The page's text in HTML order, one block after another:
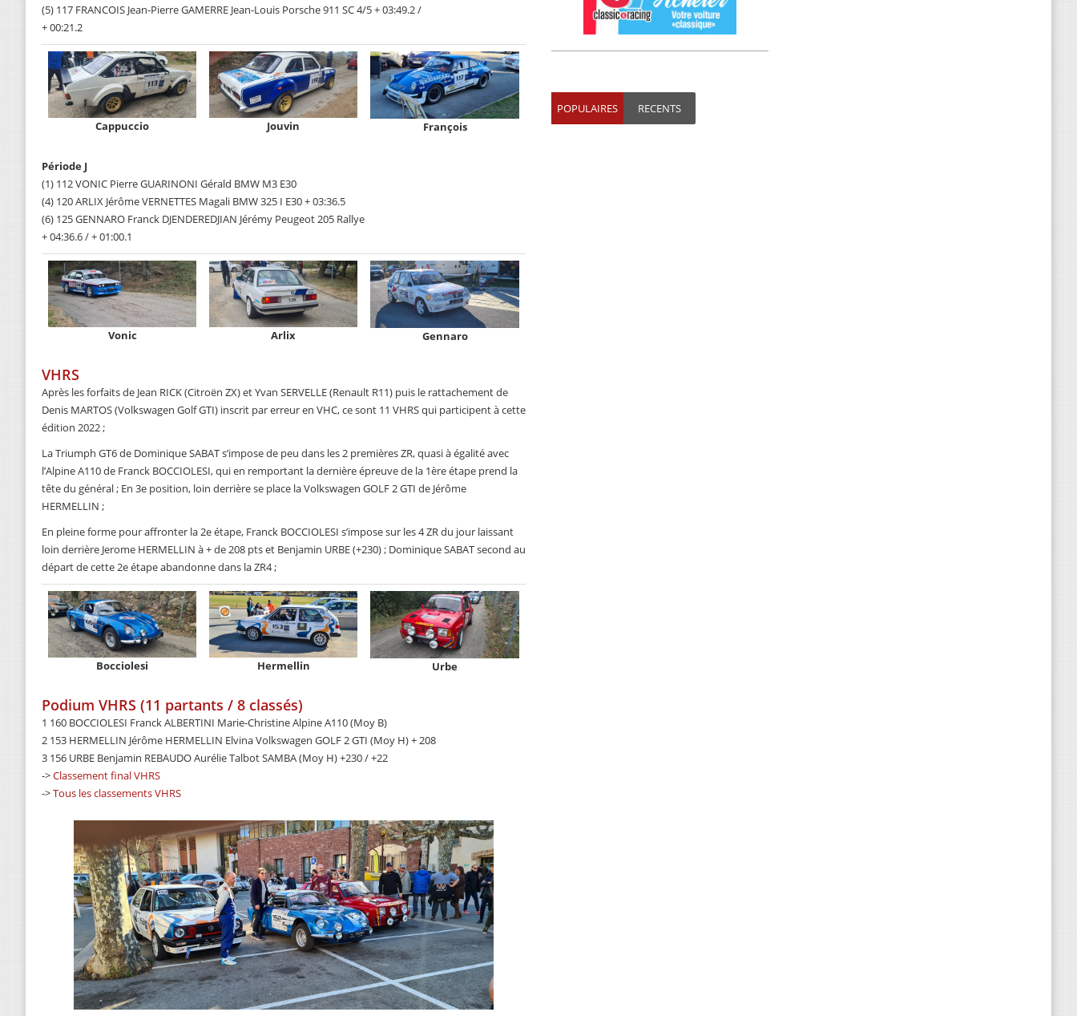
(5) 117 FRANCOIS Jean-Pierre GAMERRE Jean-Louis Porsche 911 SC 4/5 + 03:49.2 /
+ 00:21.2
Cappuccio Jouvin François
Période J
(1) 112 VONIC Pierre GUARINONI Gérald BMW M3 E30
(4) 120 ARLIX Jérôme VERNETTES Magali BMW 325 I E30 + 03:36.5
(6) 125 GENNARO Franck DJENDEREDJIAN Jérémy Peugeot 205 Rallye
+ 04:36.6 / + 01:00.1
Vonic Arlix Gennaro
VHRS
Après les forfaits de Jean RICK (Citroën ZX) et Yvan SERVELLE (Renault R11) puis le rattachement de
Denis MARTOS (Volkswagen Golf GTI) inscrit par erreur en VHC, ce sont 11 VHRS qui participent à cette
édition 2022 ;
La Triumph GT6 de Dominique SABAT s’impose de peu dans les 2 premières ZR, quasi à égalité avec
l’Alpine A110 de Franck BOCCIOLESI, qui en remportant la dernière épreuve de la 1ère étape prend la
tête du général ; En 3e position, loin derrière se place la Volkswagen GOLF 2 GTI de Jérôme
HERMELLIN ;
En pleine forme pour affronter la 2e étape, Franck BOCCIOLESI s’impose sur les 4 ZR du jour laissant
loin derrière Jerome HERMELLIN à + de 208 pts et Benjamin URBE (+230) ; Dominique SABAT second au
départ de cette 2e étape abandonne dans la ZR4 ;
Bocciolesi Hermellin Urbe
Podium VHRS (11 partants / 8 classés)
1 160 BOCCIOLESI Franck ALBERTINI Marie-Christine Alpine A110 (Moy B)
2 153 HERMELLIN Jérôme HERMELLIN Elvina Volkswagen GOLF 2 GTI (Moy H) + 208
3 156 URBE Benjamin REBAUDO Aurélie Talbot SAMBA (Moy H) +230 / +22
->Classement final VHRS
->Tous les classements VHRS
POPULAIRES RECENTS